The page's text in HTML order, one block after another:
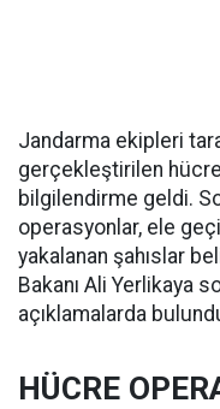
Jandarma ekipleri
gerçekleştirilen hücre
bilgilendirme geldi.
operasyonlar, ele
yakalanan şahıslar
Bakanı Ali Yerlikaya
açıklamalarda
HÜCRE